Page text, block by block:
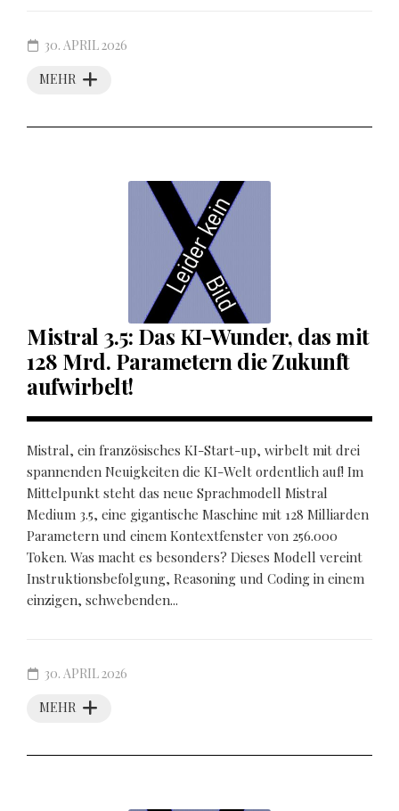
MEHR
30. APRIL 2026
Mistral 3.5: Das KI-Wunder, das mit
128 Mrd. Parametern die Zukunft
aufwirbelt!
Mistral, ein französisches KI-Start-up, wirbelt mit drei
spannenden Neuigkeiten die KI-Welt ordentlich auf! Im
Mittelpunkt steht das neue Sprachmodell Mistral
Medium 3.5, eine gigantische Maschine mit 128 Milliarden
Parametern und einem Kontextfenster von 256.000
Token. Was macht es besonders? Dieses Modell vereint
Instruktionsbefolgung, Reasoning und Coding in einem
einzigen, schwebenden...
MEHR
30. APRIL 2026